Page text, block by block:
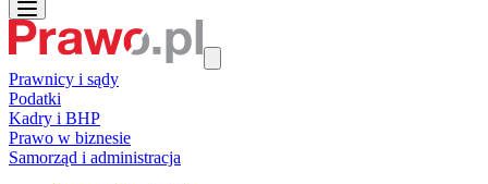
Prawnicy i sądy
Podatki
Kadry i BHP
Prawo w biznesie
Samorząd i administracja